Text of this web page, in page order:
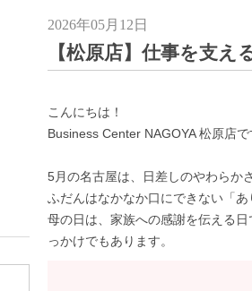
2026年05月12日
【松原店】仕事を支
こんにちは！
Business Center NAGOYA 松原店
5月の名古屋は、日差しのやわらか
ふだんはなかなか口にできない「
母の日は、家族への感謝を伝える
っかけでもあります。